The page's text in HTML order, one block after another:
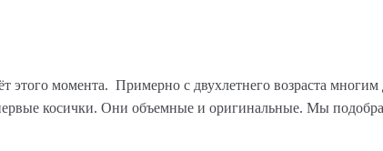
момента. Примерно с двухлетнего возраста
косички. Они объемные и оригинальные. Мы